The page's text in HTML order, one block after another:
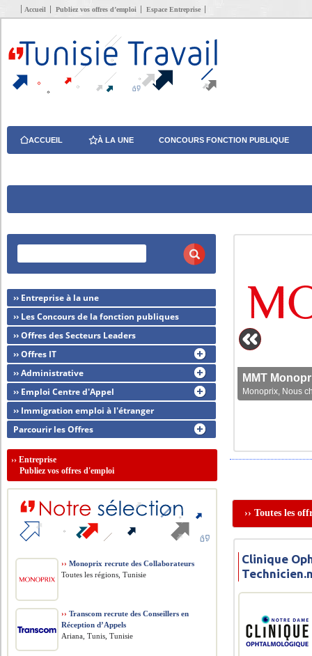
Accueil Publiez vos offres d’emploi Espace Entreprise
ACCUEIL À LA UNE CONCOURS FONCTION PUBLIQUE
MMT
Monoprix, Nous
›› Toutes les
Clinique
›› Entreprise à la une
›› Les Concours de la fonction publiques
›› Offres des Secteurs Leaders
›› Offres IT
›› Administrative
›› Emploi Centre d'Appel
›› Immigration emploi à l'étranger
Parcourir les Offres
››Entreprise
Publiez vos offres d'emploi
›› Monoprix recrute des Collaborateurs
Toutes les régions, Tunisie
›› Transcom recrute des Conseillers en
Réception d’Appels
Ariana, Tunis, Tunisie